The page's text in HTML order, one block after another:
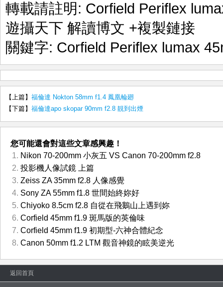
轉載請註明: Corfield Periflex
遊攝天下 解讀博文 +複製鏈接
關鍵字: Corfield Periflex lumax
【上篇】 福倫達 Nokton 58mm f1.4 鳳凰輪廻
【下篇】 福倫達apo skopar 90mm f2.8 靚到出煙
您可能還會對這些文章感興趣！
Nikon 70-200mm 小灰五 VS Canon 70-200mm f2.8
投影機人像試鏡 上篇
Zeiss ZA 35mm f2.8 人像感覺
Sony ZA 55mm f1.8 世間始終妳好
Chiyoko 8.5cm f2.8 自從在飛鵝山上遇到妳
Corfield 45mm f1.9 斑馬版的英倫味
Corfield 45mm f1.9 初期型-六神合體紀念
Canon 50mm f1.2 LTM 觀音神鏡的眩美逆光
返回首頁